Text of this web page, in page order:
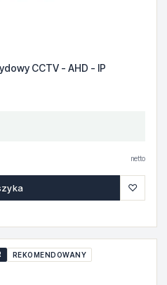
CCTV - AHD - IP
netto
♡
REKOMENDOWANY